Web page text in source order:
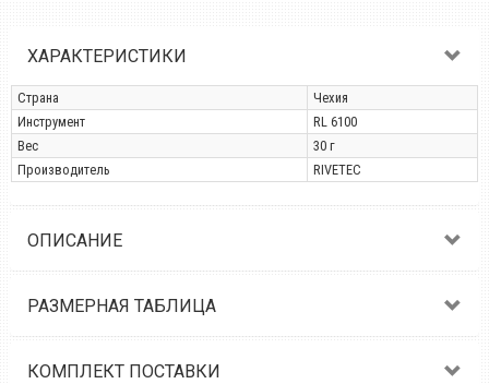
ХАРАКТЕРИСТИКИ
Страна
Чехия
Инструмент
RL 6100
Вес
30 г
Производитель
RIVETEC
ОПИСАНИЕ
РАЗМЕРНАЯ ТАБЛИЦА
КОМПЛЕКТ ПОСТАВКИ